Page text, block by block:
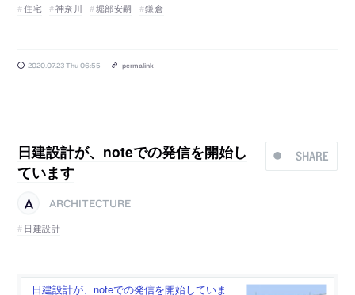
住宅 神奈川 堀部安嗣 鎌倉
2020.07.23 Thu 06:55 permalink
SHARE
日建設計が、noteでの発信を開始し
ています
ARCHITECTURE
日建設計
日建設計が、noteでの発信を開始していま